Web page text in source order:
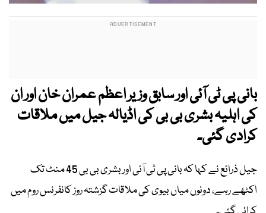
بانی پی ٹی آئی اور سابق وزیر اعظم عمران خان اور ان
کی اہلیہ بشری بی بی کی اڈیالہ جیل میں ملاقات
کرادی گئی۔
جیل ذرائع نے کہا کہ بانی پی ٹی آئی اور بشری بی بی 45 منٹ تک
اکٹھے رہے، دونوں میاں بیوی کی ملاقات گزشتہ روز کانفرنس روم میں